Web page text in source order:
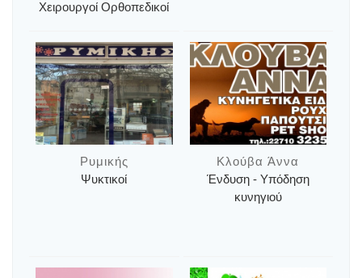
Χειρουργοί Ορθοπεδικοί
Ρυμικής
Ψυκτικοί
Κλούβα Άννα
Ένδυση - Υπόδηση
κυνηγιού